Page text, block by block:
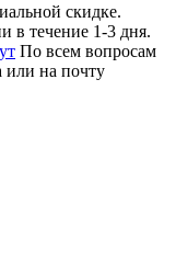
скидке.
в течение 1-3 дня.
По всем вопросам
или на почту